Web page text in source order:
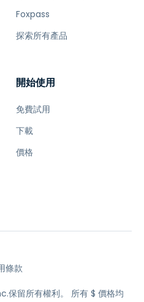
Foxpass
探索所有產品
開始使用
免費試用
下載
價格
條款
留所有權利。
所有 $ 價格均